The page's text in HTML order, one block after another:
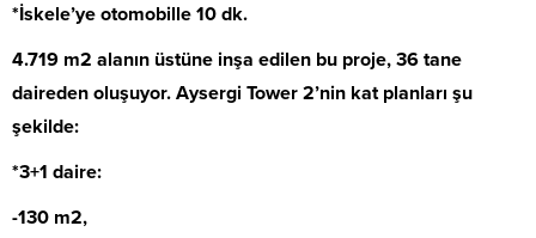
*İskele’ye otomobille 10 dk.
4.719 m2 alanın üstüne inşa edilen bu proje, 36 tane
daireden oluşuyor. Aysergi Tower 2’nin kat planları şu
şekilde:
*3+1 daire:
-130 m2,